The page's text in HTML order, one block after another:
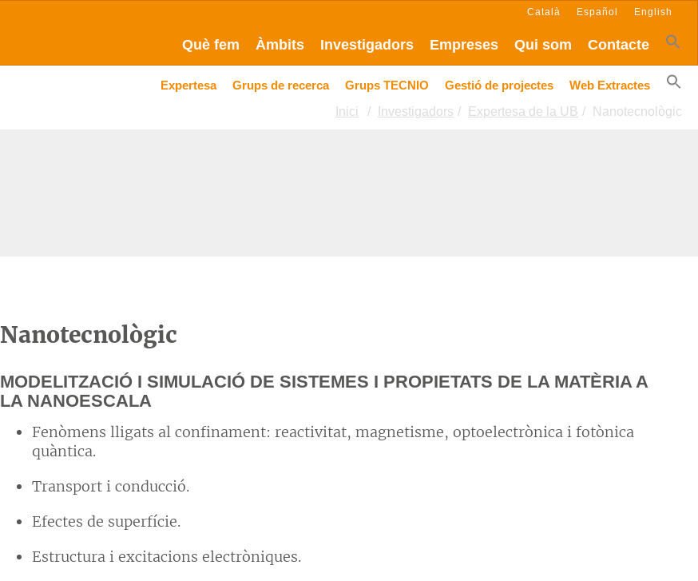
Què fem Àmbits Investigadors Empreses Qui som Contacte
Català Español English
Expertesa Grups de recerca Grups TECNIO Gestió de projectes
Web Extractes
Inici
Investigadors Expertesa de la UB Nanotecnològic
Nanotecnològic
MODELITZACIÓ I SIMULACIÓ DE SISTEMES I PROPIETATS DE LA MATÈRIA A
LA NANOESCALA
Fenòmens lligats al confinament: reactivitat, magnetisme, optoelectrònica i fotònica
quàntica.
Transport i conducció.
Efectes de superfície.
Estructura i excitacions electròniques.